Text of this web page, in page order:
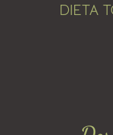
DIETA